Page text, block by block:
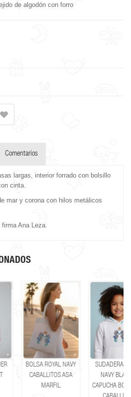
de algodón con forro
Comentarios
largas, interior forrado con bolsillo
cinta.
mar y corona con hilos metálicos
Ana Leza.
ROYAL NAVY
ASA
SUDADERA ROYAL
NAVY BLANCA
CAPUCHA BORDADO